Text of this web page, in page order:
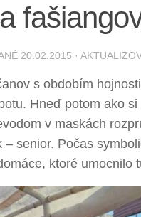
20.02.2015 ·
s obdobím
Hneď potom ako
v maskách
senior. Počas
ktoré umocnilo